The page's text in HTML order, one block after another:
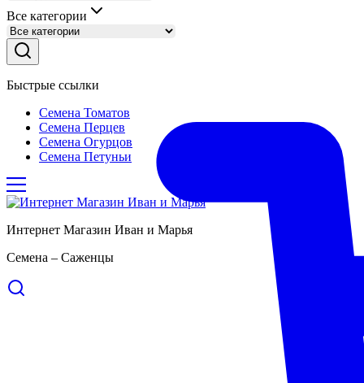
Все категории
Быстрые ссылки
Семена Томатов
Семена Перцев
Семена Огурцов
Семена Петуньи
Интернет Магазин Иван и Марья
Семена – Саженцы